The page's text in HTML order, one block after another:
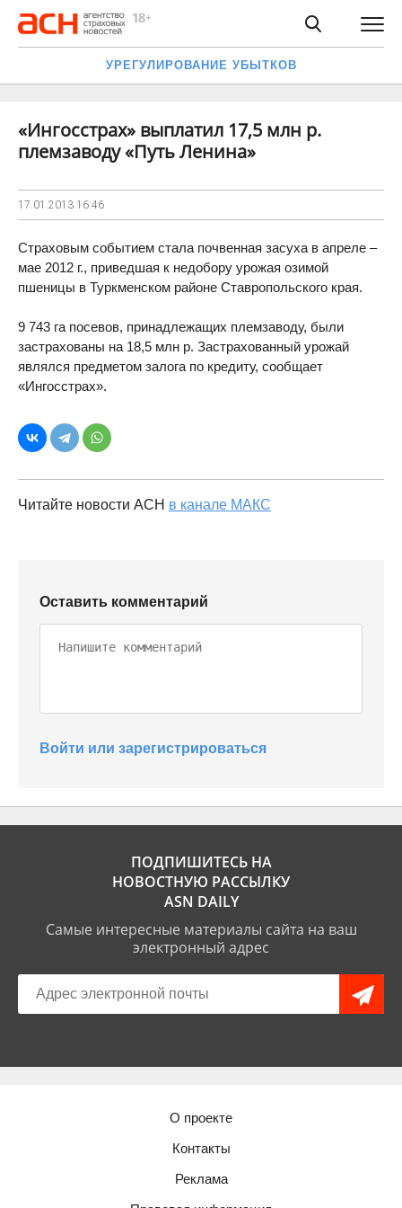
УРЕГУЛИРОВАНИЕ УБЫТКОВ
«Ингосстрах» выплатил 17,5 млн р.
племзаводу «Путь Ленина»
17.01.2013 16:46
Страховым событием стала почвенная засуха в апреле –
мае 2012 г., приведшая к недобору урожая озимой
пшеницы в Туркменском районе Ставропольского края.
9 743 га посевов, принадлежащих племзаводу, были
застрахованы на 18,5 млн р. Застрахованный урожай
являлся предметом залога по кредиту, сообщает
«Ингосстрах».
Читайте новости АСН в канале МАКС
Оставить комментарий
Войти или зарегистрироваться
ПОДПИШИТЕСЬ НА
НОВОСТНУЮ РАССЫЛКУ
ASN DAILY
Самые интересные материалы сайта на ваш
электронный адрес
О проекте
Контакты
Реклама